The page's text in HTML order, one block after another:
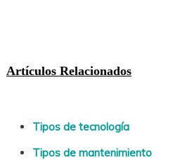
Artículos Relacionados
Tipos de tecnología
Tipos de mantenimiento